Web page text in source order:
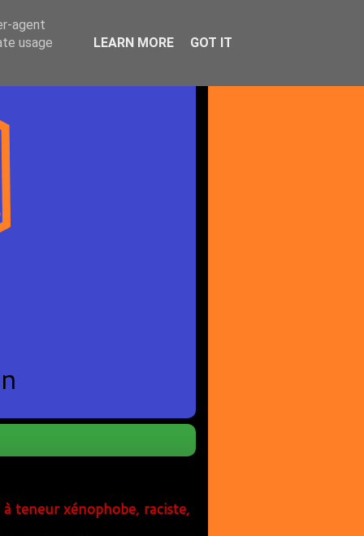
teneur xénophobe, raciste,
agent
usage
LEARN MORE GOT IT